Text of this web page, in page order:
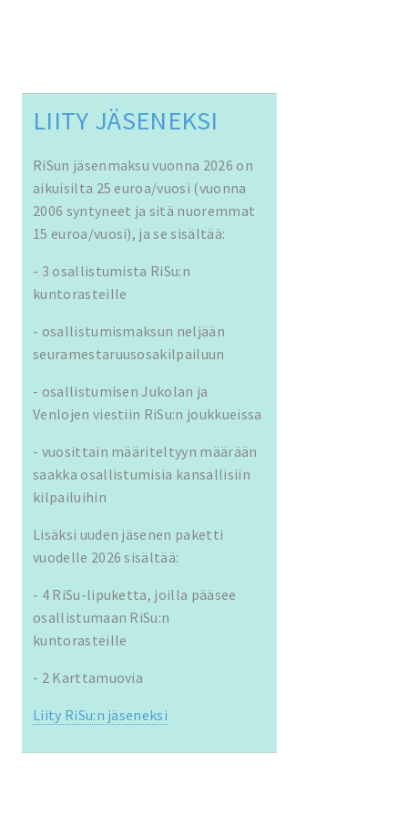
LIITY JÄSENEKSI
RiSun jäsenmaksu vuonna 2026 on
aikuisilta 25 euroa/vuosi (vuonna
2006 syntyneet ja sitä nuoremmat
15 euroa/vuosi), ja se sisältää:
- 3 osallistumista RiSu:n
kuntorasteille
- osallistumismaksun neljään
seuramestaruusosakilpailuun
- osallistumisen Jukolan ja
Venlojen viestiin RiSu:n joukkueissa
- vuosittain määriteltyyn määrään
saakka osallistumisia kansallisiin
kilpailuihin
Lisäksi uuden jäsenen paketti
vuodelle 2026 sisältää:
- 4 RiSu-lipuketta, joilla pääsee
osallistumaan RiSu:n
kuntorasteille
- 2 Karttamuovia
Liity RiSu:n jäseneksi